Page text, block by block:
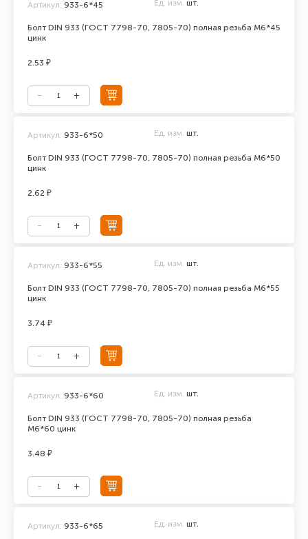
Болт DIN 933 (ГОСТ 7798-70, 7805-70) полная резьба М6*45
цинк
Артикул: 933-6*45 Ед. изм. шт.
2.53 ₽
Болт DIN 933 (ГОСТ 7798-70, 7805-70) полная резьба М6*50
цинк
Артикул: 933-6*50 Ед. изм. шт.
2.62 ₽
Болт DIN 933 (ГОСТ 7798-70, 7805-70) полная резьба М6*55
цинк
Артикул: 933-6*55 Ед. изм. шт.
3.74 ₽
Болт DIN 933 (ГОСТ 7798-70, 7805-70) полная резьба
М6*60 цинк
Артикул: 933-6*60 Ед. изм. шт.
3.48 ₽
Артикул: 933-6*65 Ед. изм. шт.